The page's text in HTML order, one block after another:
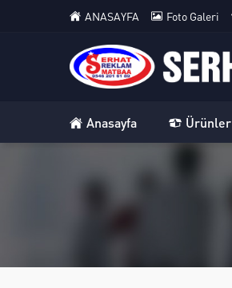
ANASAYFA Foto Galeri
Anasayfa Ürünler